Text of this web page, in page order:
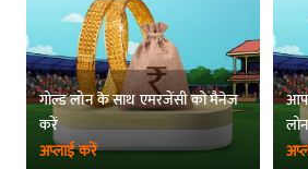
पंजाब में सोने का भाव
बिहार में सोने का भाव
हरियाणा में सोने का भाव
गोल्ड लोन के साथ एमरजेंसी को मैनेज
करें
अप्लाई करें